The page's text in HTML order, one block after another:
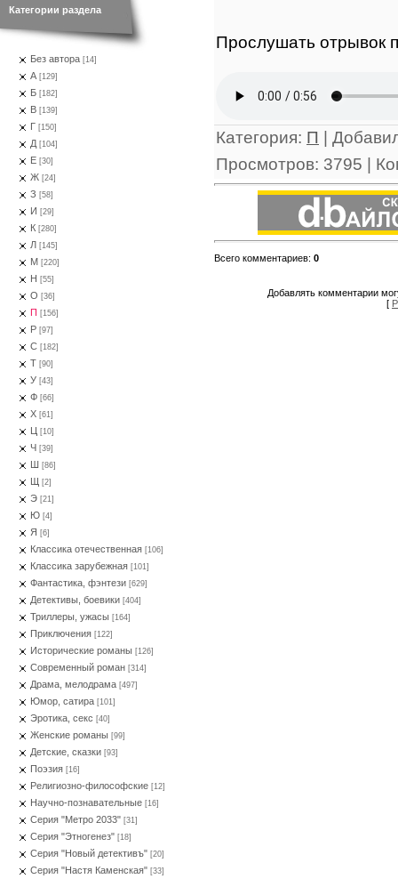
Категории раздела
Без автора [14]
А [129]
Б [182]
В [139]
Г [150]
Д [104]
Е [30]
Ж [24]
З [58]
И [29]
К [280]
Л [145]
М [220]
Н [55]
О [36]
П [156]
Р [97]
С [182]
Т [90]
У [43]
Ф [66]
Х [61]
Ц [10]
Ч [39]
Ш [86]
Щ [2]
Э [21]
Ю [4]
Я [6]
Классика отечественная [106]
Классика зарубежная [101]
Фантастика, фэнтези [629]
Детективы, боевики [404]
Триллеры, ужасы [164]
Приключения [122]
Исторические романы [126]
Современный роман [314]
Драма, мелодрама [497]
Юмор, сатира [101]
Эротика, секс [40]
Женские романы [99]
Детские, сказки [93]
Поэзия [16]
Религиозно-философские [12]
Научно-познавательные [16]
Серия "Метро 2033" [31]
Серия "Этногенез" [18]
Серия "Новый детективъ" [20]
Серия "Настя Каменская" [33]
Прослушать отрывок
Категория: П |
Просмотров: 3795 |
Всего комментариев: 0
Добавлять комментарии
[